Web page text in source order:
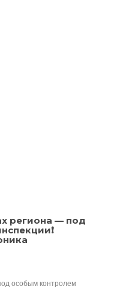
региона — под
особым контролем